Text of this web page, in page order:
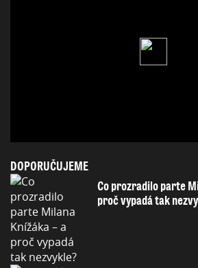
DOPORUČUJEME
Co prozradilo parte
proč vypadá tak